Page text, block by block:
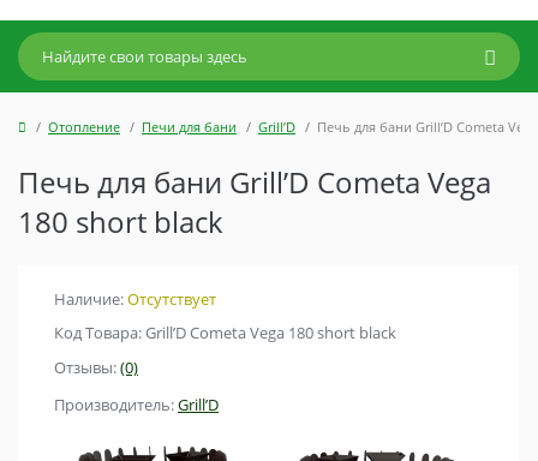
Отопление Печи для бани Grill’D Печь для бани Grill’D Cometa
Печь для бани Grill’D Cometa Vega
180 short black
Наличие:Отсутствует
Код Товара: Grill’D Cometa Vega 180 short black
Отзывы:(0)
Производитель:Grill’D